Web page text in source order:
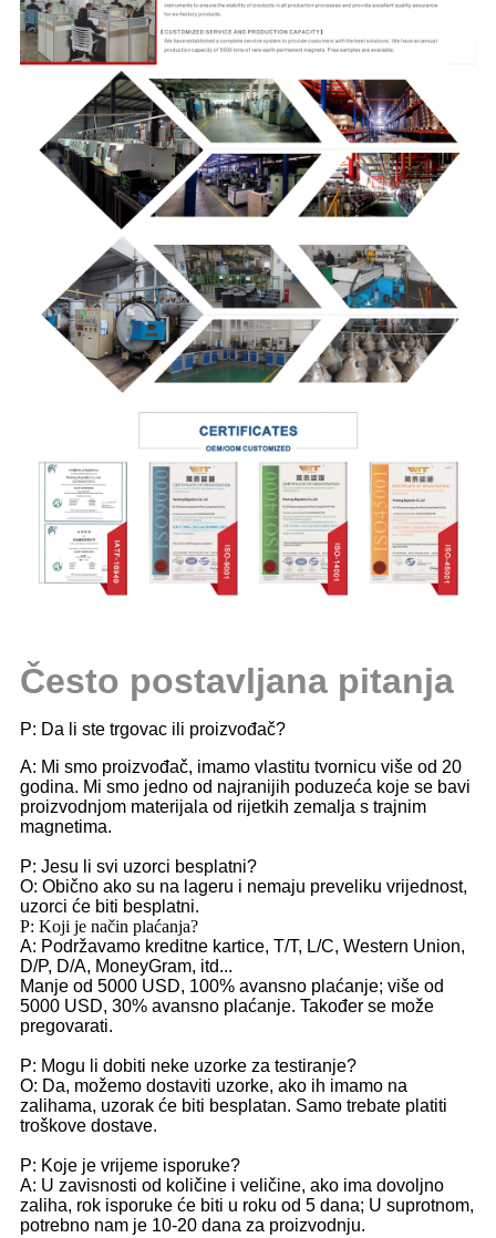
Često postavljana pitanja
P: Da li ste trgovac ili proizvođač?
A: Mi smo proizvođač, imamo vlastitu tvornicu više od 20
godina. Mi smo jedno od najranijih poduzeća koje se bavi
proizvodnjom materijala od rijetkih zemalja s trajnim
magnetima.
P: Jesu li svi uzorci besplatni?
O: Obično ako su na lageru i nemaju preveliku vrijednost,
uzorci će biti besplatni.
P: Koji je način plaćanja?
A: Podržavamo kreditne kartice, T/T, L/C, Western Union,
D/P, D/A, MoneyGram, itd...
Manje od 5000 USD, 100% avansno plaćanje; više od
5000 USD, 30% avansno plaćanje. Također se može
pregovarati.
P: Mogu li dobiti neke uzorke za testiranje?
O: Da, možemo dostaviti uzorke, ako ih imamo na
zalihama, uzorak će biti besplatan. Samo trebate platiti
troškove dostave.
P: Koje je vrijeme isporuke?
A: U zavisnosti od količine i veličine, ako ima dovoljno
zaliha, rok isporuke će biti u roku od 5 dana; U suprotnom,
potrebno nam je 10-20 dana za proizvodnju.